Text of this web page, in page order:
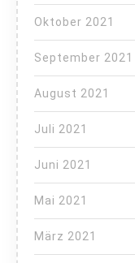
Oktober 2021
September 2021
August 2021
Juli 2021
Juni 2021
Mai 2021
März 2021